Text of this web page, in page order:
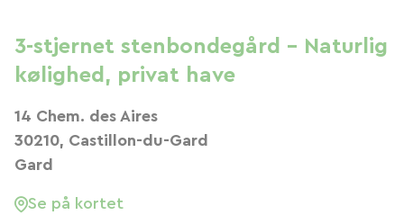
3-stjernet stenbondegård – Naturlig
kølighed, privat have
14 Chem. des Aires
30210, Castillon-du-Gard
Gard
Se på kortet